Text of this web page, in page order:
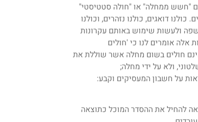
"חשש ממחלה" או "חולה סטטיסטי"
דואגים, כולנו נזהרים, וכולנו
ולעשות שימוש באותם עקרונות
אומרים לנו כי 'חולים
חולים בשום מחלה אשר שוללת את
ולא על ידי מחלה;
על חשבון המעסיקים וקבע:
להחיל את ההסדר המוכל כתוצאה